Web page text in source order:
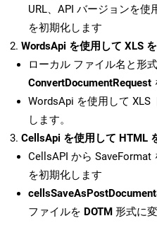
URL、API バージョンを使
を初期化します
WordsApi を使用して XLS
ローカル ファイル名と形
ConvertDocumentRequest
WordsApi を使用して XLS
します。
CellsApi を使用して HTML
CellsAPI から SaveFormat
を初期化します
ファイルを DOTM 形式に